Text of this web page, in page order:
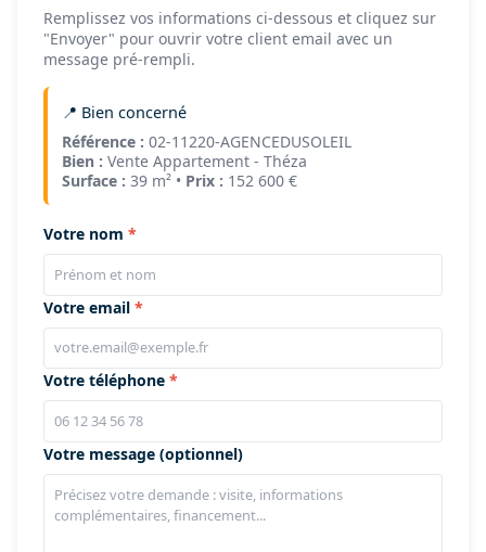
Remplissez vos informations ci-dessous et cliquez sur
"Envoyer" pour ouvrir votre client email avec un
message pré-rempli.
📍 Bien concerné
Référence : 02-11220-AGENCEDUSOLEIL
Bien : Vente Appartement - Théza
Surface : 39 m² • Prix : 152 600 €
Votre nom
Votre email
Votre téléphone
Votre message (optionnel)